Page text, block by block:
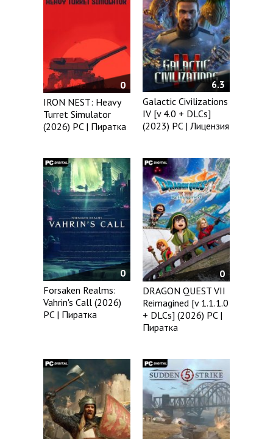
0
IRON NEST: Heavy
Turret Simulator
(2026) PC | Пиратка
6.3
Galactic Civilizations
IV [v 4.0 + DLCs]
(2023) PC | Лицензия
0
Forsaken Realms:
Vahrin's Call (2026)
PC | Пиратка
0
DRAGON QUEST VII
Reimagined [v 1.1.1.0
+ DLCs] (2026) PC |
Пиратка